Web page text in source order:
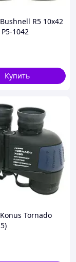
R5 10x42
1042
Купить
Tornado